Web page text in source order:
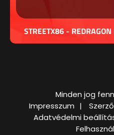
STREETX86 -
Minden jog
Impresszum
Adatvédelmi